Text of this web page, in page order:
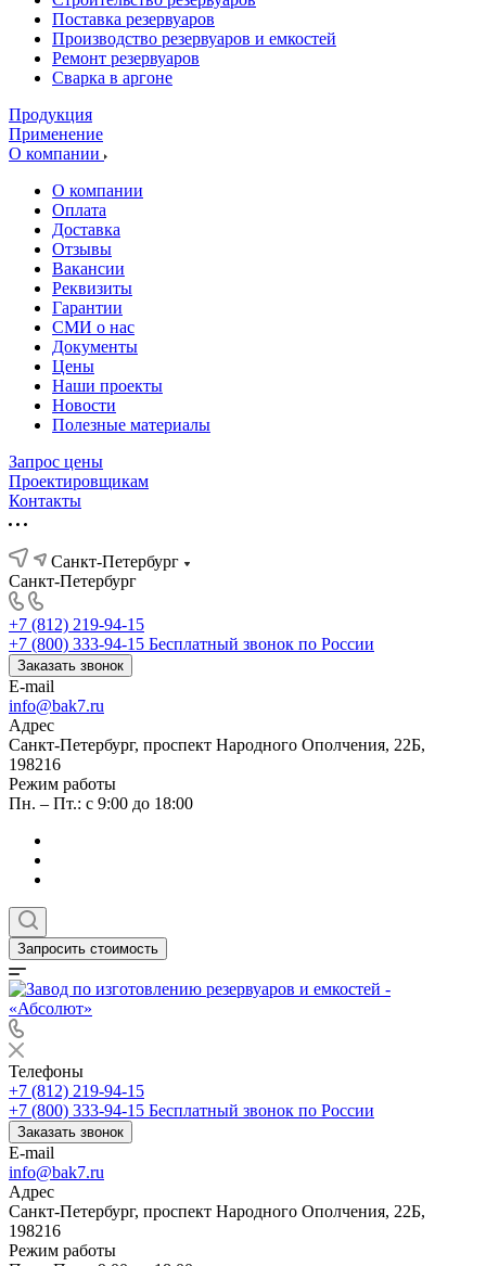
Поставка резервуаров
Производство резервуаров и емкостей
Ремонт резервуаров
Сварка в аргоне
Продукция
Применение
О компании
О компании
Оплата
Доставка
Отзывы
Вакансии
Реквизиты
Гарантии
СМИ о нас
Документы
Цены
Наши проекты
Новости
Полезные материалы
Запрос цены
Проектировщикам
Контакты
Санкт-Петербург
Санкт-Петербург
+7 (812) 219-94-15
+7 (800) 333-94-15 Бесплатный звонок по России
Заказать звонок
E-mail
info@bak7.ru
Адрес
Санкт-Петербург, проспект Народного Ополчения, 22Б,
198216
Режим работы
Пн. – Пт.: с 9:00 до 18:00
Запросить стоимость
Телефоны
+7 (812) 219-94-15
+7 (800) 333-94-15 Бесплатный звонок по России
Заказать звонок
E-mail
info@bak7.ru
Адрес
Санкт-Петербург, проспект Народного Ополчения, 22Б,
198216
Режим работы